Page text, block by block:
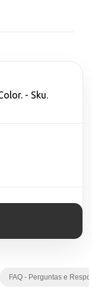
- Sku.
FAQ - Perguntas e